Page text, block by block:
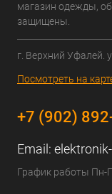
магазин одежды,
защищены.
г. Верхний Уфалей.
Посмотреть на
+7 (902)
Email:
График работы Пн-